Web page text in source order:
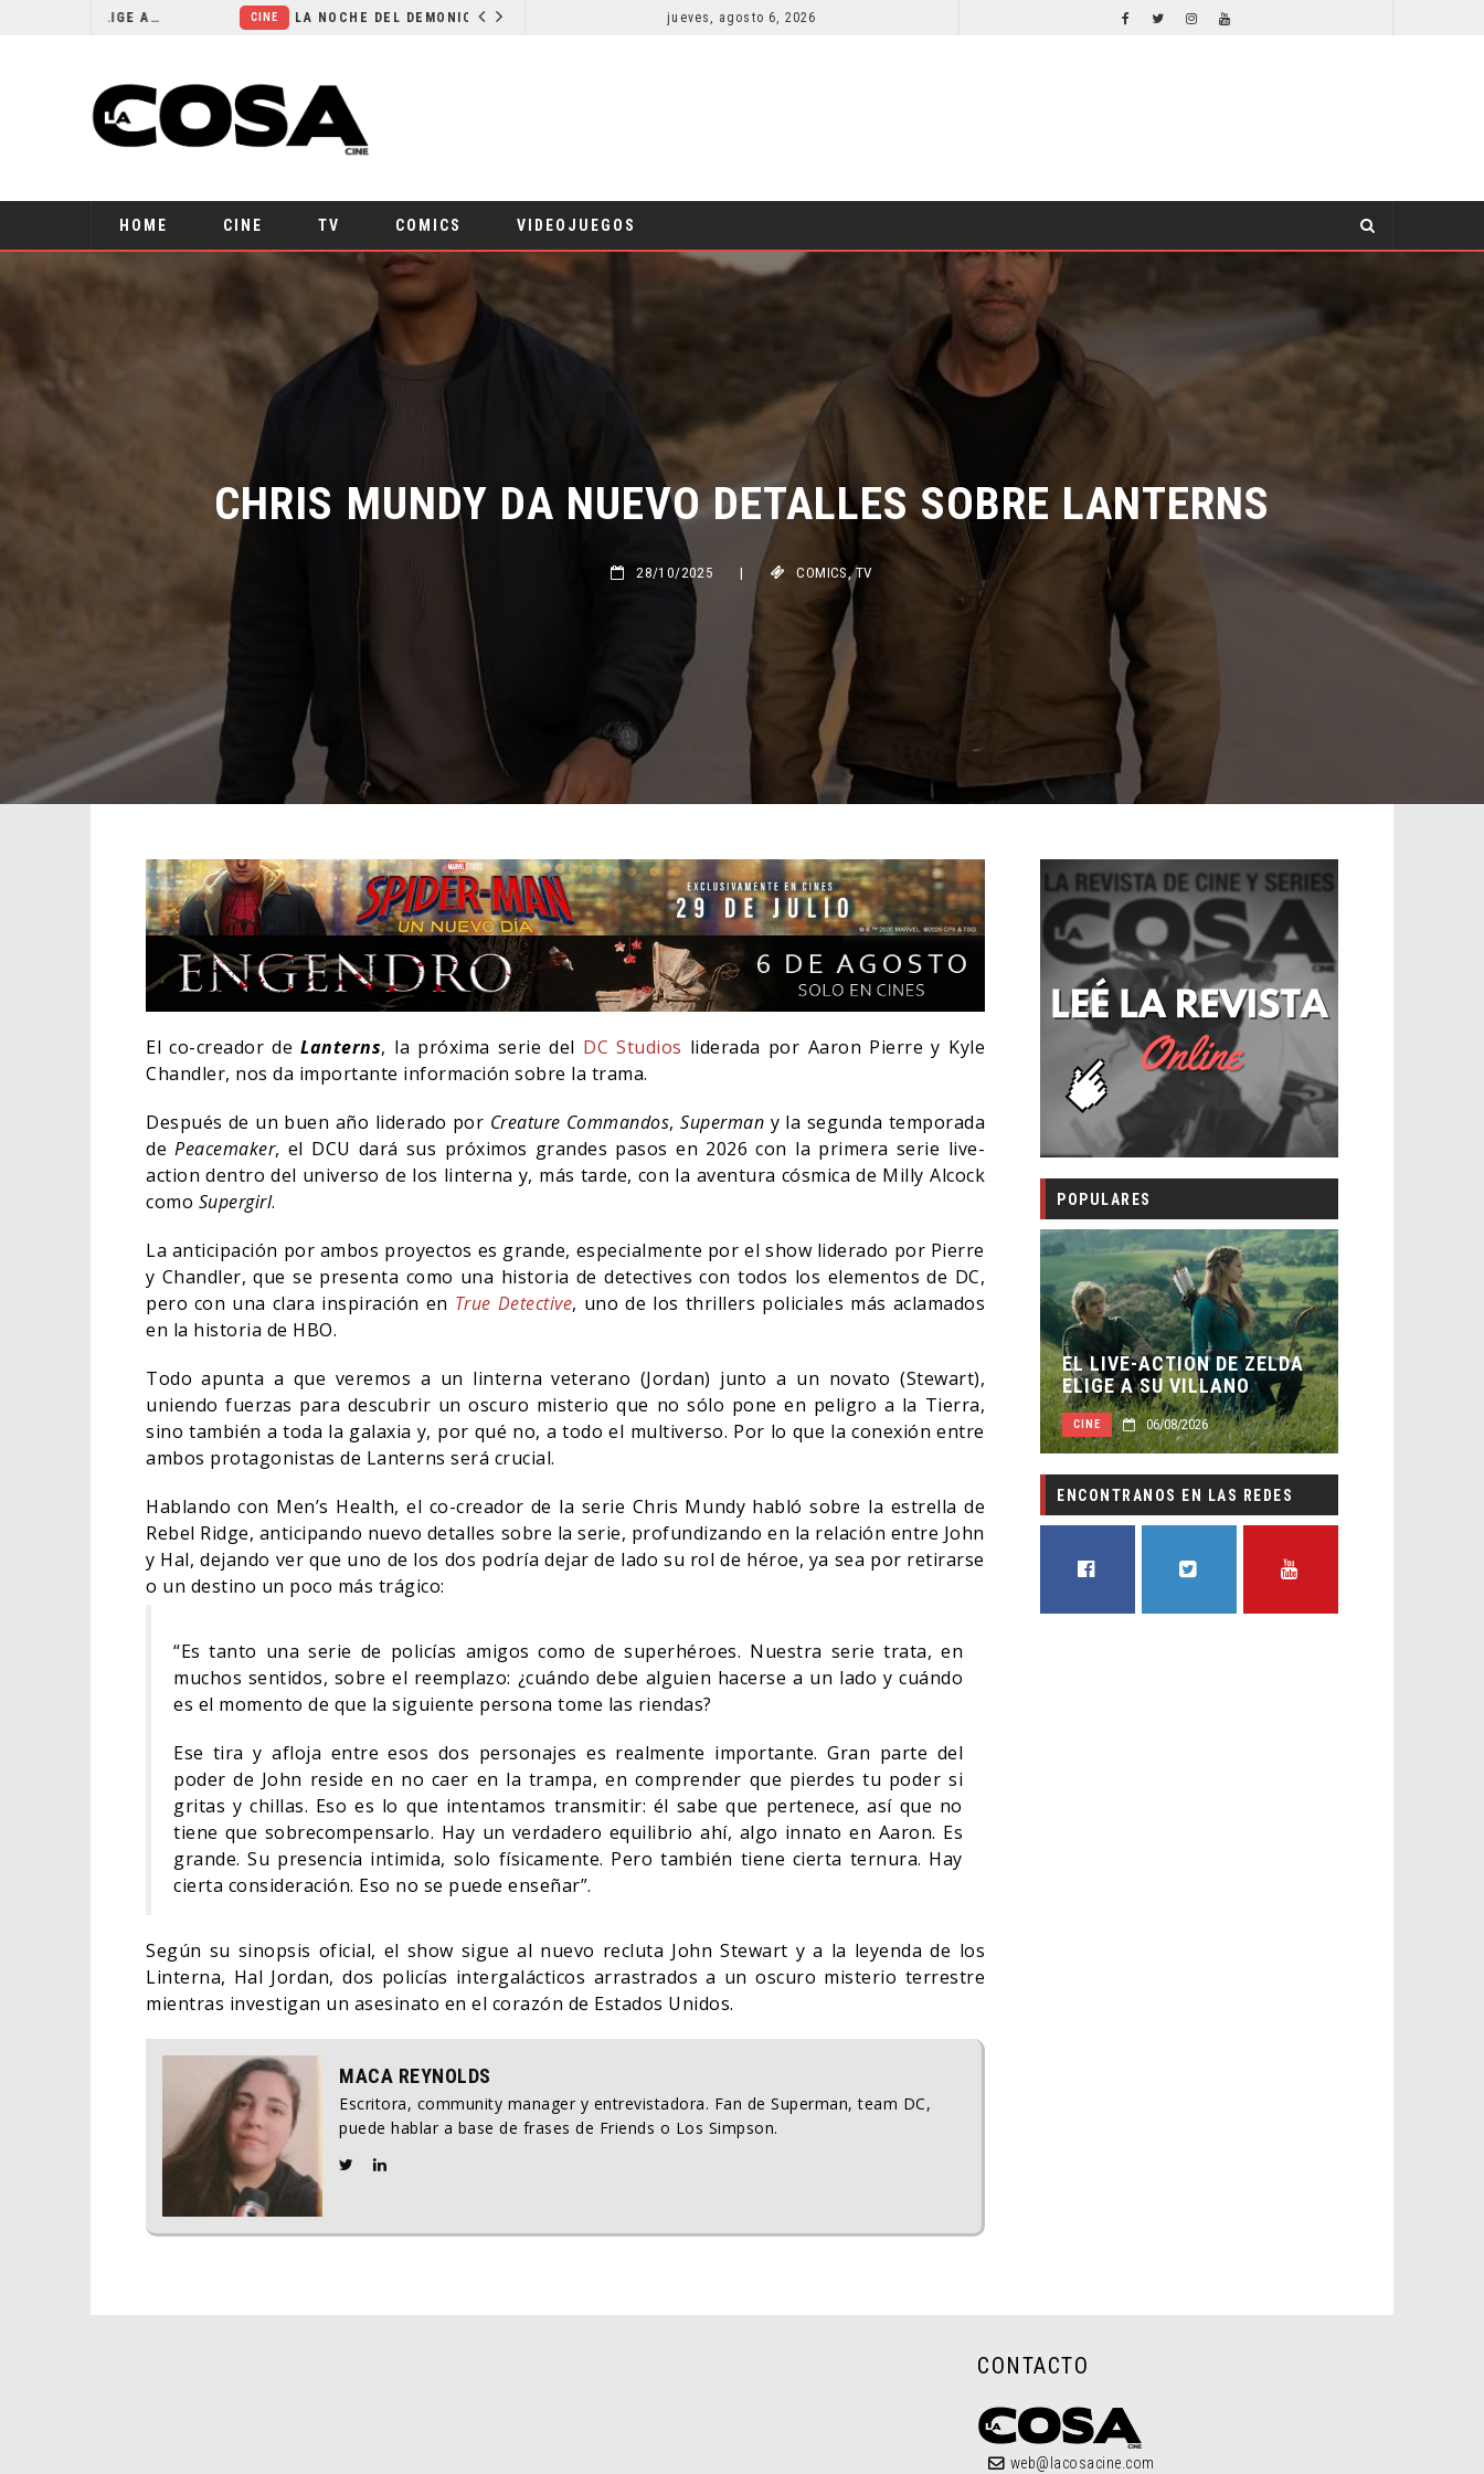
CINE LA NOCHE DEL DEMONIO: ESTÁN ENTRE NOSOTROS – TRAILER FINAL SPIDER-MAN: UN NUEVO DÍA ESTÁ IMPARABLE
jueves, agosto 6, 2026
HOME CINE TV COMICS VIDEOJUEGOS
CHRIS MUNDY DA NUEVO DETALLES SOBRE LANTERNS
28/10/2025
El co-creador deLanterns, la próxima serie del DC Studios liderada por Aaron Pierre y Kyle
Chandler, nos da importante información sobre la trama.
Después de un buen año liderado por Creature Commandos,Superman y la segunda temporada
dePeacemaker, el DCU dará sus próximos grandes pasos en 2026 con la primera serie live-
action dentro del universo de los linterna y, más tarde, con la aventura cósmica de Milly Alcock
como Supergirl.
La anticipación por ambos proyectos es grande, especialmente por el show liderado por Pierre
y Chandler, que se presenta como una historia de detectives con todos los elementos de DC,
pero con una clara inspiración en True Detective, uno de los thrillers policiales más aclamados
en la historia de HBO.
Todo apunta a que veremos a un linterna veterano (Jordan) junto a un novato (Stewart),
uniendo fuerzas para descubrir un oscuro misterio que no sólo pone en peligro a la Tierra,
sino también a toda la galaxia y, por qué no, a todo el multiverso. Por lo que la conexión entre
ambos protagonistas de Lanterns será crucial.
Hablando con Men’s Health, el co-creador de la serie Chris Mundy habló sobre la estrella de
Rebel Ridge, anticipando nuevo detalles sobre la serie, profundizando en la relación entre John
y Hal, dejando ver que uno de los dos podría dejar de lado su rol de héroe, ya sea por retirarse
o un destino un poco más trágico:
“Es tanto una serie de policías amigos como de superhéroes. Nuestra serie trata, en
muchos sentidos, sobre el reemplazo: ¿cuándo debe alguien hacerse a un lado y cuándo
es el momento de que la siguiente persona tome las riendas?
Ese tira y afloja entre esos dos personajes es realmente importante. Gran parte del
poder de John reside en no caer en la trampa, en comprender que pierdes tu poder si
gritas y chillas. Eso es lo que intentamos transmitir: él sabe que pertenece, así que no
tiene que sobrecompensarlo. Hay un verdadero equilibrio ahí, algo innato en Aaron. Es
grande. Su presencia intimida, solo físicamente. Pero también tiene cierta ternura. Hay
cierta consideración. Eso no se puede enseñar”.
Según su sinopsis oficial, el show sigue al nuevo recluta John Stewart y a la leyenda de los
Linterna, Hal Jordan, dos policías intergalácticos arrastrados a un oscuro misterio terrestre
mientras investigan un asesinato en el corazón de Estados Unidos.
MACA REYNOLDS
Escritora, community manager y entrevistadora. Fan de Superman, team DC,
puede hablar a base de frases de Friends o Los Simpson.
POPULARES
DÍA ESTÁ IMPARABLE
05/08/2026
BORN AGAIN?
COMICS 05/08/2026
EL LIVE-ACTION DE ZELDA
ELIGE A SU VILLANO
CINE 06/08/2026
ENCONTRANOS EN LAS REDES
CONTACTO
web@lacosacine.com